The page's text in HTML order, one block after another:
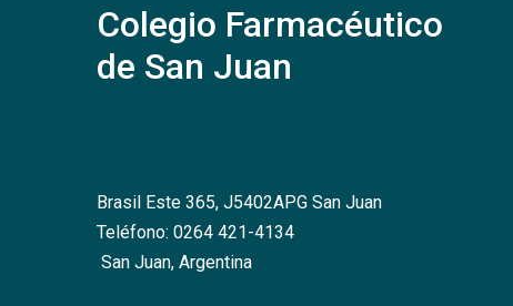
Colegio Farmacéutico
de San Juan
Brasil Este 365, J5402APG San Juan
Teléfono: 0264 421-4134
San Juan, Argentina